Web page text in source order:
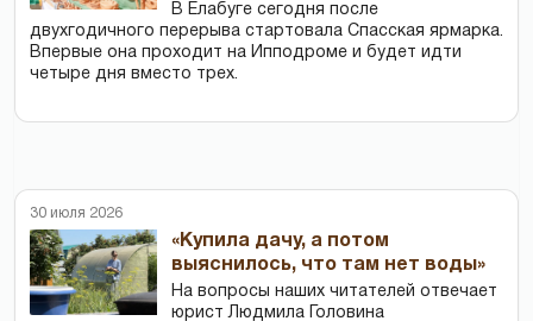
В Елабуге сегодня после
двухгодичного перерыва стартовала Спасская ярмарка.
Впервые она проходит на Ипподроме и будет идти
четыре дня вместо трех.
30 июля 2026
«Купила дачу, а потом
выяснилось, что там нет воды»
На вопросы наших читателей отвечает
юрист Людмила Головина